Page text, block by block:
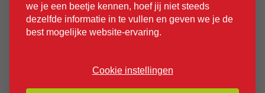
we je een beetje kennen, hoef jij niet steeds
dezelfde informatie in te vullen en geven we je de
best mogelijke website-ervaring.
Cookie instellingen